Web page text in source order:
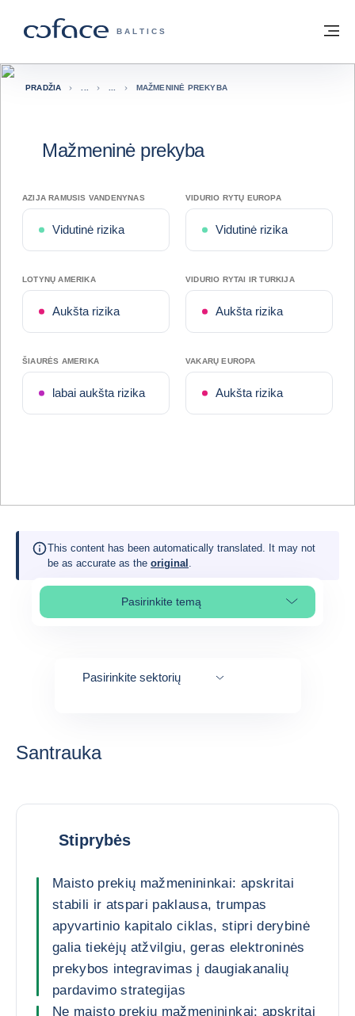
„COFACE“ FOR TRADE - GRUPĖS
BALTICS
Grįžti į pradžią
PRADŽIA MAŽMENINĖ PREKYBA
Mažmeninė prekyba
AZIJA RAMUSIS VANDENYNAS
Vidutinė rizika
VIDURIO RYTŲ EUROPA
Vidutinė rizika
LOTYNŲ AMERIKA
Aukšta rizika
VIDURIO RYTAI IR TURKIJA
Aukšta rizika
ŠIAURĖS AMERIKA
labai aukšta rizika
VAKARŲ EUROPA
Aukšta rizika
This content has been automatically translated. It may not
be as accurate as the original .
Pasirinkite temąSelect page section
Pasirinkite sektorių
Santrauka
Stiprybės
Maisto prekių mažmenininkai: apskritai
stabili ir atspari paklausa, trumpas
apyvartinio kapitalo ciklas, stipri derybinė
galia tiekėjų atžvilgiu, geras elektroninės
prekybos integravimas į daugiakanalių
pardavimo strategijas
Ne maisto prekių mažmenininkai: apskritai